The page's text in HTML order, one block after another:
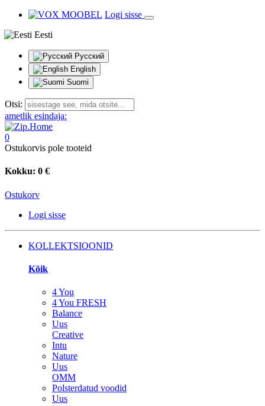
Logi sisse
Eesti
Русский
English
Suomi
Otsi:
ametlik esindaja:
0
Ostukorvis pole tooteid
Kokku: 0 €
Ostukorv
Logi sisse
KOLLEKTSIOONID
Kõik
4 You
4 You FRESH
Balance
Uus
Creative
Intu
Nature
Uus
OMM
Polsterdatud voodid
Uus